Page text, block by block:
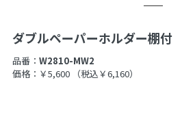
ダブルペーパーホルダー棚付
品番： W2810-MW2
価格：￥5,600
（税込￥6,160）